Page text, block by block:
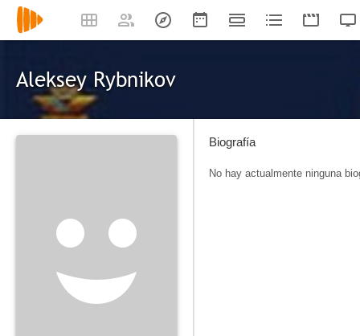
Aleksey Rybnikov
Biografía
No hay actualmente ninguna